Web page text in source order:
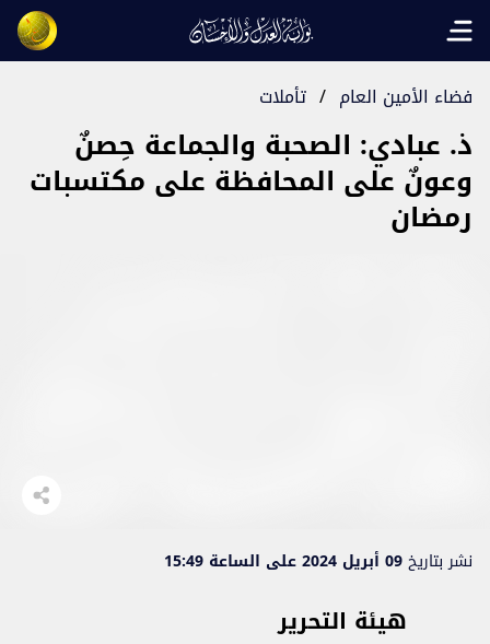
Open main menu
فضاء الأمين العام / تأملات
ذ. عبادي: الصحبة والجماعة حِصنٌ
وعونٌ على المحافظة على مكتسبات
رمضان
نشر بتاريخ09 أبريل 2024 على الساعة 15:49
هيئة التحرير